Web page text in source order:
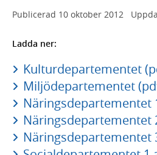
Publicerad 10 oktober 2012
Ladda ner:
Kulturdepartementet
Miljödepartementet
Näringsdepartementet
Näringsdepartementet
Näringsdepartementet